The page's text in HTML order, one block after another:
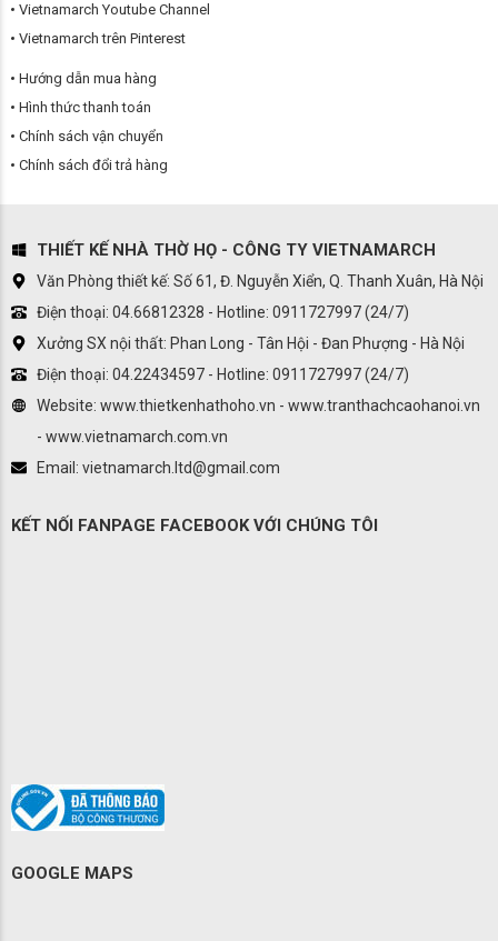
Vietnamarch Youtube Channel
Vietnamarch trên Pinterest
Hướng dẫn mua hàng
Hình thức thanh toán
Chính sách vận chuyển
Chính sách đổi trả hàng
THIẾT KẾ NHÀ THỜ HỌ - CÔNG TY VIETNAMARCH
Văn Phòng thiết kế: Số 61, Đ. Nguyễn Xiển, Q. Thanh Xuân, Hà Nội
Điện thoại: 04.66812328 - Hotline: 0911727997 (24/7)
Xưởng SX nội thất: Phan Long - Tân Hội - Đan Phượng - Hà Nội
Điện thoại: 04.22434597 - Hotline: 0911727997 (24/7)
Website: www.thietkenhathoho.vn - www.tranthachcaohanoi.vn
- www.vietnamarch.com.vn
Email: vietnamarch.ltd@gmail.com
KẾT NỐI FANPAGE FACEBOOK VỚI CHÚNG TÔI
GOOGLE MAPS